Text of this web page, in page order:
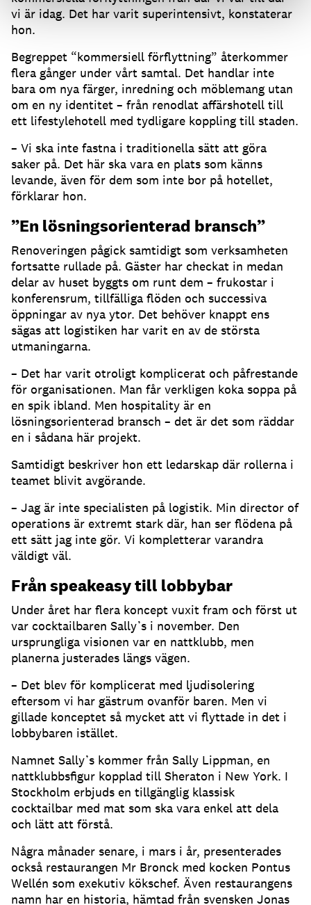
vi är idag. Det har varit superintensivt, konstaterar
hon.
Begreppet “kommersiell förflyttning” återkommer
flera gånger under vårt samtal. Det handlar inte
bara om nya färger, inredning och möblemang utan
om en ny identitet – från renodlat affärshotell till
ett lifestylehotell med tydligare koppling till staden.
– Vi ska inte fastna i traditionella sätt att göra
saker på. Det här ska vara en plats som känns
levande, även för dem som inte bor på hotellet,
förklarar hon.
”En lösningsorienterad bransch”
Renoveringen pågick samtidigt som verksamheten
fortsatte rullade på. Gäster har checkat in medan
delar av huset byggts om runt dem – frukostar i
konferensrum, tillfälliga flöden och successiva
öppningar av nya ytor. Det behöver knappt ens
sägas att logistiken har varit en av de största
utmaningarna.
– Det har varit otroligt komplicerat och påfrestande
för organisationen. Man får verkligen koka soppa på
en spik ibland. Men hospitality är en
lösningsorienterad bransch – det är det som räddar
en i sådana här projekt.
Samtidigt beskriver hon ett ledarskap där rollerna i
teamet blivit avgörande.
– Jag är inte specialisten på logistik. Min director of
operations är extremt stark där, han ser flödena på
ett sätt jag inte gör. Vi kompletterar varandra
väldigt väl.
Från speakeasy till lobbybar
Under året har flera koncept vuxit fram och först ut
var cocktailbaren Sally’s i november. Den
ursprungliga visionen var en nattklubb, men
planerna justerades längs vägen.
– Det blev för komplicerat med ljudisolering
eftersom vi har gästrum ovanför baren. Men vi
gillade konceptet så mycket att vi flyttade in det i
lobbybaren istället.
Namnet Sally’s kommer från Sally Lippman, en
nattklubbsfigur kopplad till Sheraton i New York. I
Stockholm erbjuds en tillgänglig klassisk
cocktailbar med mat som ska vara enkel att dela
och lätt att förstå.
Några månader senare, i mars i år, presenterades
också restaurangen Mr Bronck med kocken Pontus
Wellén som exekutiv kökschef. Även restaurangens
namn har en historia, hämtad från svensken Jonas